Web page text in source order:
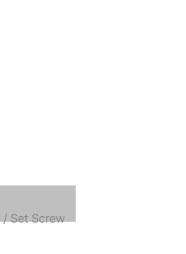
/ Set Screw